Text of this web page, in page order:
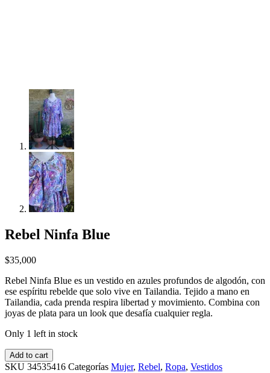
Rebel Ninfa Blue
$35,000
Rebel Ninfa Blue es un vestido en azules profundos de algodón, con
ese espíritu rebelde que solo vive en Tailandia. Tejido a mano en
Tailandia, cada prenda respira libertad y movimiento. Combina con
joyas de plata para un look que desafía cualquier regla.
Only 1 left in stock
Add to cart
SKU 34535416 Categorías Mujer, Rebel, Ropa, Vestidos